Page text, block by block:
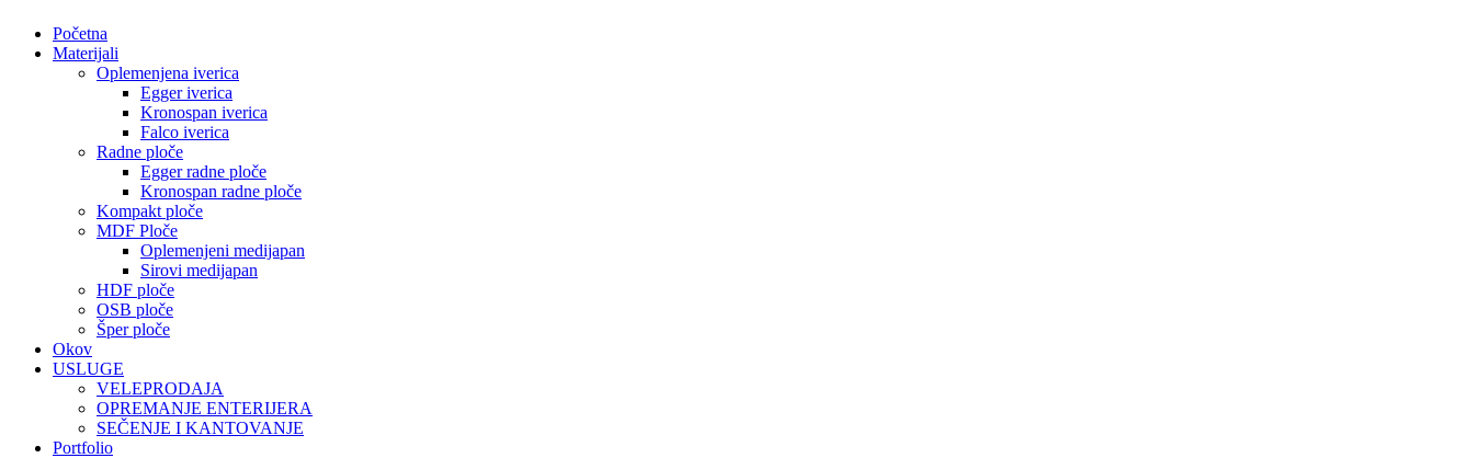
Početna
Materijali
Oplemenjena iverica
Egger iverica
Kronospan iverica
Falco iverica
Radne ploče
Egger radne ploče
Kronospan radne ploče
Kompakt ploče
MDF Ploče
Oplemenjeni medijapan
Sirovi medijapan
HDF ploče
OSB ploče
Šper ploče
Okov
USLUGE
VELEPRODAJA
OPREMANJE ENTERIJERA
SEČENJE I KANTOVANJE
Portfolio